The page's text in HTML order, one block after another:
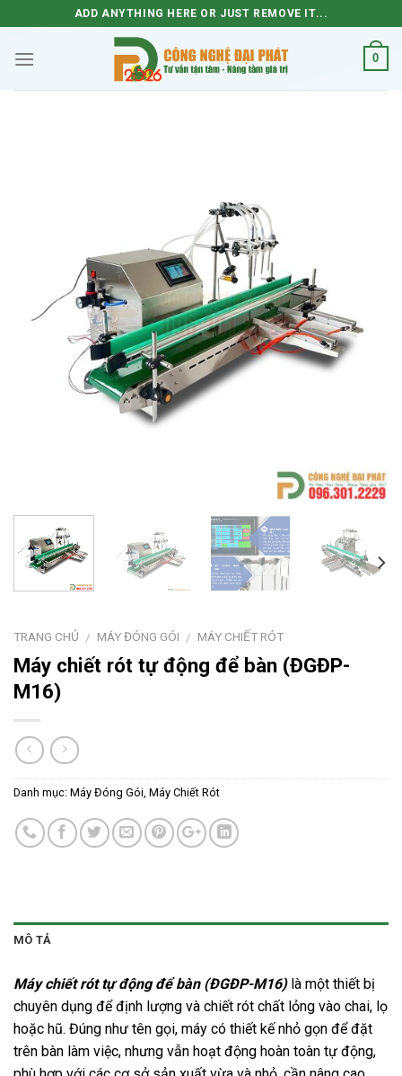
to
content
ADD ANYTHING HERE OR JUST REMOVE IT...
0
TRANG CHỦ / MÁY ĐÓNG GÓI / MÁY CHIẾT RÓT
Máy chiết rót tự động để bàn (ĐGĐP-
M16)
Danh mục: Máy Đóng Gói, Máy Chiết Rót
MÔ TẢ
Máy chiết rót tự động để bàn (ĐGĐP-M16)là một thiết bị
chuyên dụng để định lượng và chiết rót chất lỏng vào chai, lọ
hoặc hũ. Đúng như tên gọi, máy có thiết kế nhỏ gọn để đặt
trên bàn làm việc, nhưng vẫn hoạt động hoàn toàn tự động,